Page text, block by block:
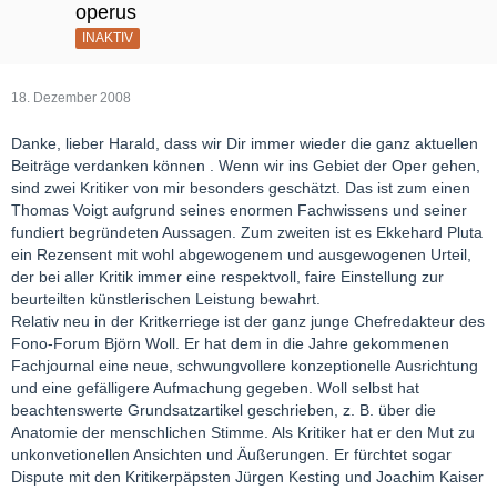
operus
INAKTIV
18. Dezember 2008
Danke, lieber Harald, dass wir Dir immer wieder die ganz aktuellen
Beiträge verdanken können . Wenn wir ins Gebiet der Oper gehen,
sind zwei Kritiker von mir besonders geschätzt. Das ist zum einen
Thomas Voigt aufgrund seines enormen Fachwissens und seiner
fundiert begründeten Aussagen. Zum zweiten ist es Ekkehard Pluta
ein Rezensent mit wohl abgewogenem und ausgewogenen Urteil,
der bei aller Kritik immer eine respektvoll, faire Einstellung zur
beurteilten künstlerischen Leistung bewahrt.
Relativ neu in der Kritkerriege ist der ganz junge Chefredakteur des
Fono-Forum Björn Woll. Er hat dem in die Jahre gekommenen
Fachjournal eine neue, schwungvollere konzeptionelle Ausrichtung
und eine gefälligere Aufmachung gegeben. Woll selbst hat
beachtenswerte Grundsatzartikel geschrieben, z. B. über die
Anatomie der menschlichen Stimme. Als Kritiker hat er den Mut zu
unkonvetionellen Ansichten und Äußerungen. Er fürchtet sogar
Dispute mit den Kritikerpäpsten Jürgen Kesting und Joachim Kaiser